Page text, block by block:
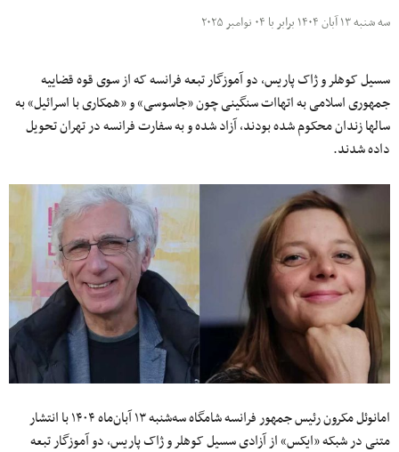
سه شنبه ۱۳ آبان ۱۴۰۴ برابر با ۰۴ نوامبر ۲۰۲۵
سسیل کوهلر و ژاک پاریس، دو آموزگار تبعه فرانسه که از سوی قوه قضاییه
جمهوری اسلامی به اتهاات سنگینی چون «جاسوسی» و «همکاری با اسرائیل» به
سالها زندان محکوم شده بودند، آزاد شده و به سفارت فرانسه در تهران تحویل
داده شدند.
امانوئل مکرون رئیس جمهور فرانسه شامگاه سه‌‌شنبه ۱۳ آبان‌ماه ۱۴۰۴ با انتشار
متنی در شبکه «ایکس» از آزادی سسیل کوهلر و ژاک پاریس، دو آموزگار تبعه